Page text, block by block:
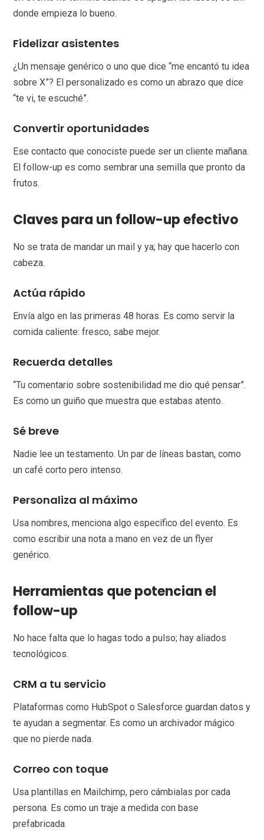
donde empieza lo bueno.
Fidelizar asistentes
¿Un mensaje genérico o uno que dice “me encantó tu idea
sobre X”? El personalizado es como un abrazo que dice
“te vi, te escuché”.
Convertir oportunidades
Ese contacto que conociste puede ser un cliente mañana.
El follow-up es como sembrar una semilla que pronto da
frutos.
Claves para un follow-up efectivo
No se trata de mandar un mail y ya; hay que hacerlo con
cabeza.
Actúa rápido
Envía algo en las primeras 48 horas. Es como servir la
comida caliente: fresco, sabe mejor.
Recuerda detalles
“Tu comentario sobre sostenibilidad me dio qué pensar”.
Es como un guiño que muestra que estabas atento.
Sé breve
Nadie lee un testamento. Un par de líneas bastan, como
un café corto pero intenso.
Personaliza al máximo
Usa nombres, menciona algo específico del evento. Es
como escribir una nota a mano en vez de un flyer
genérico.
Herramientas que potencian el
follow-up
No hace falta que lo hagas todo a pulso; hay aliados
tecnológicos.
CRM a tu servicio
Plataformas como HubSpot o Salesforce guardan datos y
te ayudan a segmentar. Es como un archivador mágico
que no pierde nada.
Correo con toque
Usa plantillas en Mailchimp, pero cámbialas por cada
persona. Es como un traje a medida con base
prefabricada.